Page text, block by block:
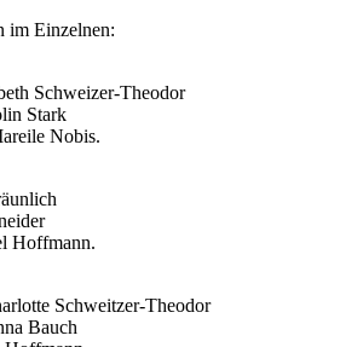
im Einzelnen:
Schweizer-Theodor
Stark
Nobis.
Hoffmann.
Schweitzer-Theodor
Bauch